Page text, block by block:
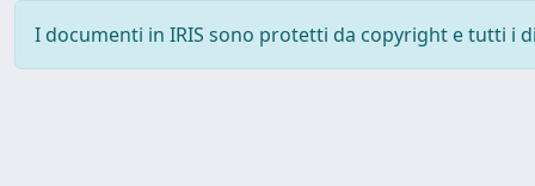
I documenti in IRIS sono protetti da copyright e tutti i